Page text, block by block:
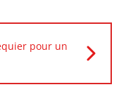
pour un